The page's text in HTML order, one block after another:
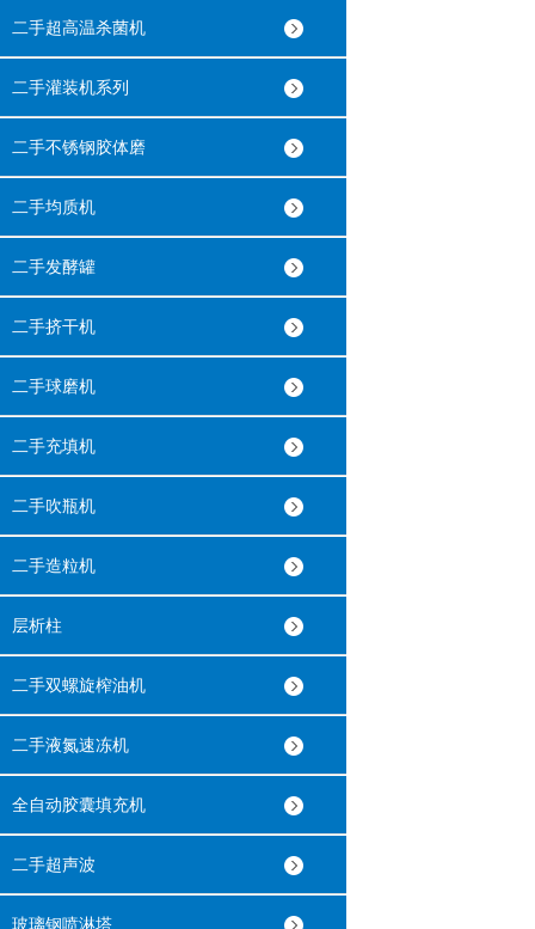
二手超高温杀菌机
二手灌装机系列
二手不锈钢胶体磨
二手均质机
二手发酵罐
二手挤干机
二手球磨机
二手充填机
二手吹瓶机
二手造粒机
层析柱
二手双螺旋榨油机
二手液氮速冻机
全自动胶囊填充机
二手超声波
玻璃钢喷淋塔